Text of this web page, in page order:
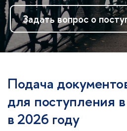
Задать вопрос о
Подача
для поступления
в 2026 году